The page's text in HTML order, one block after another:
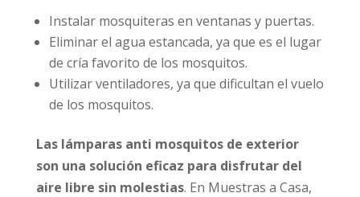
Instalar mosquiteras en ventanas y puertas.
Eliminar el agua estancada, ya que es el lugar
de cría favorito de los mosquitos.
Utilizar ventiladores, ya que dificultan el vuelo
de los mosquitos.
Las lámparas anti mosquitos de exterior
son una solución eficaz para disfrutar del
aire libre sin molestias. En Muestras a Casa,